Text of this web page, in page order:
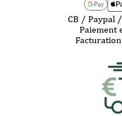
CB / Paypal
Paiement